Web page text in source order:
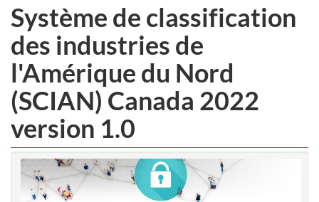
Système de classification
des industries de
l'Amérique du Nord
(SCIAN) Canada 2022
version 1.0